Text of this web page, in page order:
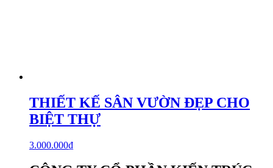
THIẾT KẾ SÂN VƯỜN ĐẸP CHO
BIỆT THỰ
3.000.000₫